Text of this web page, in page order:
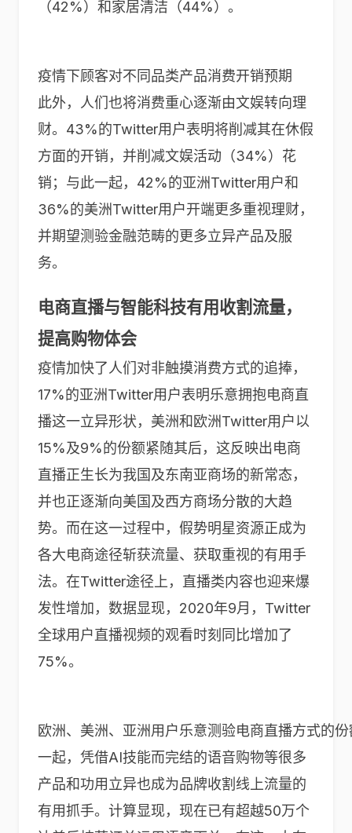
（42%）和家居清洁（44%）。
疫情下顾客对不同品类产品消费开销预期
此外，人们也将消费重心逐渐由文娱转向理
财。43%的Twitter用户表明将削减其在休假
方面的开销，并削减文娱活动（34%）花
销；与此一起，42%的亚洲Twitter用户和
36%的美洲Twitter用户开端更多重视理财，
并期望测验金融范畴的更多立异产品及服
务。
电商直播与智能科技有用收割流量，
提高购物体会
疫情加快了人们对非触摸消费方式的追捧，
17%的亚洲Twitter用户表明乐意拥抱电商直
播这一立异形状，美洲和欧洲Twitter用户以
15%及9%的份额紧随其后，这反映出电商
直播正生长为我国及东南亚商场的新常态，
并也正逐渐向美国及西方商场分散的大趋
势。而在这一过程中，假势明星资源正成为
各大电商途径斩获流量、获取重视的有用手
法。在Twitter途径上，直播类内容也迎来爆
发性增加，数据显现，2020年9月，Twitter
全球用户直播视频的观看时刻同比增加了
75%。
欧洲、美洲、亚洲用户乐意测验电商直播方式的
一起，凭借AI技能而完结的语音购物等很多
产品和功用立异也成为品牌收割线上流量的
有用抓手。计算显现，现在已有超越50万个